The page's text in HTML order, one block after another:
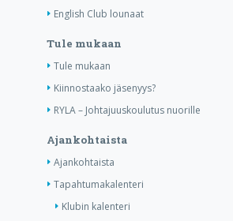
English Club lounaat
Tule mukaan
Tule mukaan
Kiinnostaako jäsenyys?
RYLA – Johtajuuskoulutus nuorille
Ajankohtaista
Ajankohtaista
Tapahtumakalenteri
Klubin kalenteri